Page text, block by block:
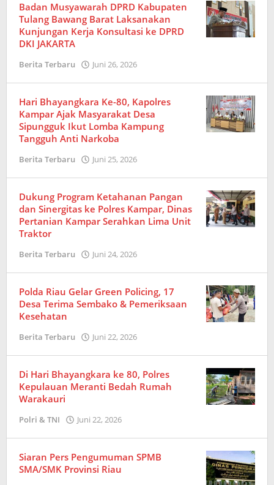
Badan Musyawarah DPRD Kabupaten
Tulang Bawang Barat Laksanakan
Kunjungan Kerja Konsultasi ke DPRD
DKI JAKARTA
Berita Terbaru Juni 26, 2026
Hari Bhayangkara Ke-80, Kapolres
Kampar Ajak Masyarakat Desa
Sipungguk Ikut Lomba Kampung
Tangguh Anti Narkoba
Berita Terbaru Juni 25, 2026
Dukung Program Ketahanan Pangan
dan Sinergitas ke Polres Kampar, Dinas
Pertanian Kampar Serahkan Lima Unit
Traktor
Berita Terbaru Juni 24, 2026
Polda Riau Gelar Green Policing, 17
Desa Terima Sembako & Pemeriksaan
Kesehatan
Berita Terbaru Juni 22, 2026
Di Hari Bhayangkara ke 80, Polres
Kepulauan Meranti Bedah Rumah
Warakauri
Polri & TNI Juni 22, 2026
Siaran Pers Pengumuman SPMB
SMA/SMK Provinsi Riau